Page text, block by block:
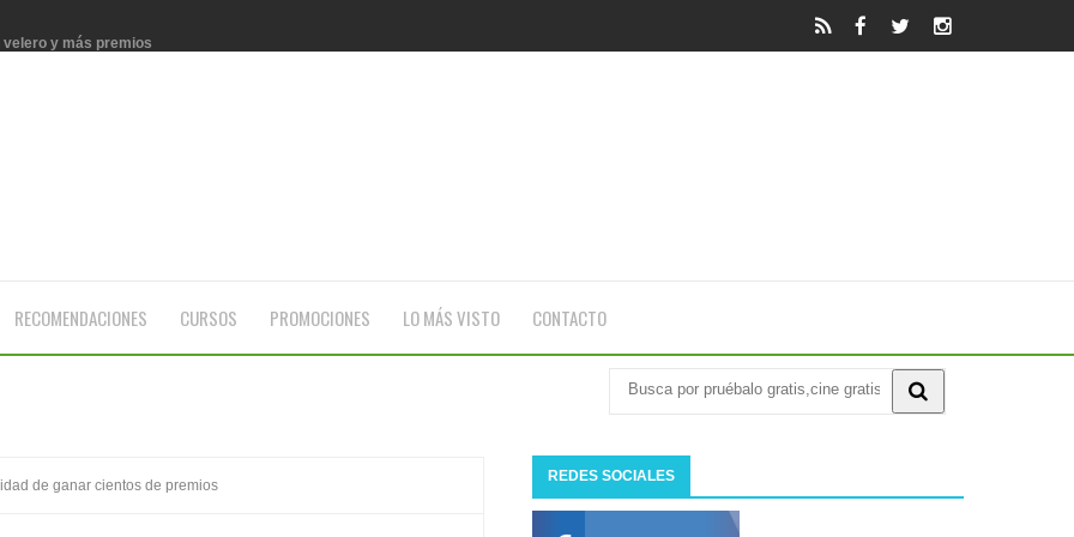
RECOMENDACIONES CURSOS PROMOCIONES LO MÁS VISTO CONTACTO
de ganar cientos de premios
REDES SOCIALES